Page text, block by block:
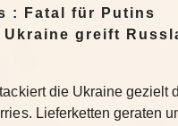
: Fatal für Putins
greift
die Ukraine gezielt
Lieferketten geraten